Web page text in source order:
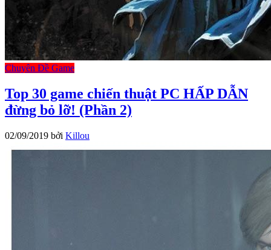
Chuyên Đề Game
Top 30 game chiến thuật PC HẤP DẪN
đừng bỏ lỡ! (Phần 2)
02/09/2019 bởi Killou